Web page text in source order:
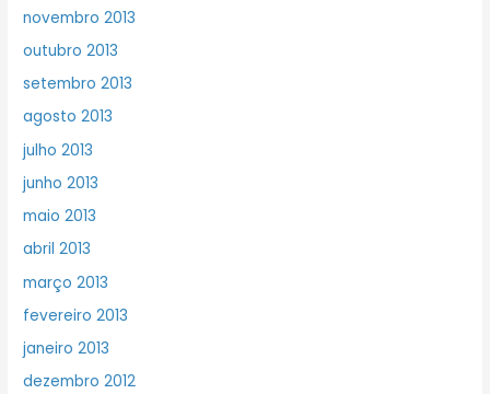
novembro 2013
outubro 2013
setembro 2013
agosto 2013
julho 2013
junho 2013
maio 2013
abril 2013
março 2013
fevereiro 2013
janeiro 2013
dezembro 2012